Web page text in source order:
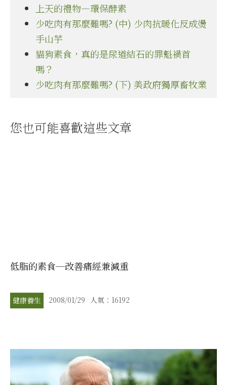
上天的禮物—環保酵素
少吃肉有那麼難嗎? (中) 少肉抗暖化反成燙
手山芋
貓狗素食，真的是尿道結石的罪魁禍首
嗎？
少吃肉有那麼難嗎? (下) 美政府獨厚畜牧業
您也可能喜歡這些文章
低脂的素食─改善痛經兼減重
健康養生 2008/01/29 人氣：16192